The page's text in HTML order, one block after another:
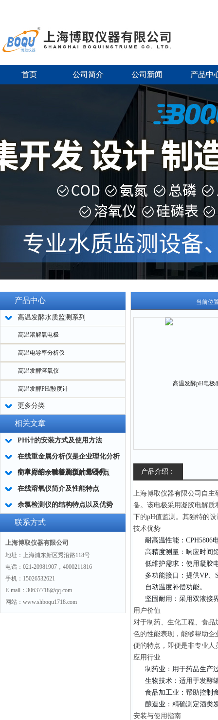
首页 公司简介 公司新闻 产品中
产品中心
高温发酵水质监测系列
高温溶解氧电极
高温电导率分析仪
高温发酵溶氧仪
高温发酵PH/酸度计
更多分类
相关文章
PH计的安装方式及使用方法
在线重金属分析仪是企业理化分析
中常用的一种普及型计量器具
简单介绍余氯检测仪的5大特点
在线溶氧仪简介及性能特点
余氯检测仪的结构特点以及优势
联系方式
上海博取仪器有限公司
地址：上海浦东新区秀沿路118号
电话：021-20981907，4000211816
手机：15026532621
E-mail：30637718@qq.com
网站：www.shboqu1718.com
当前位
产品介绍：
上海博取仪器有限公司自主
备。该电极采用凝胶电解
下的pH值监测。其独特的
技术优势
耐高温性能：CPH5806
高精度测量：响应时间
低维护需求：使用凝胶
多功能接口：提供VP
自动温度补偿功能。
坚固耐用：采用双液接
用户价值
对于制药、生化工程、食品
色的性能表现，能够帮助
便的特点，即便是非专业
应用行业
制药业：用于药品生产
生物技术：适用于发酵
食品加工业：帮助控制
酿造业：精确测定酒类
安装与使用指南